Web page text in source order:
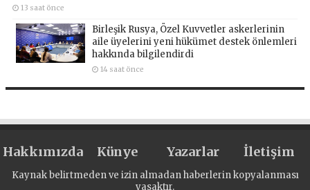
13 saat önce
Birleşik Rusya, Özel Kuvvetler askerlerinin
aile üyelerini yeni hükümet destek önlemleri
hakkında bilgilendirdi
14 saat önce
Hakkımızda Künye Yazarlar İletişim
Kaynak belirtmeden ve izin almadan haberlerin kopyalanması
yasaktır.